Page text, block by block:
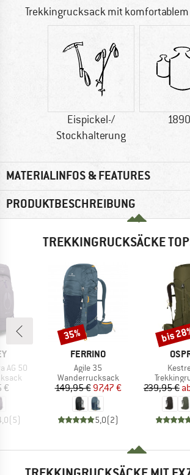
Trekkingrucksack mit
Eispickel-/
Stockhalterung
MATERIALINFOS & FEATURES
PRODUKTBESCHREIBUNG
TREKKINGRUCKSÄCKE
AG 50
€
(5)
MARKE
FERRINO
Artikel
Agile 35
Produktgruppe
Wanderrucksack
Preis
149,95 €reduzierter Preis
97,47 €
5,0(2)
Rabatt
35%
Artikel
239,95 €
Rabatt
bis